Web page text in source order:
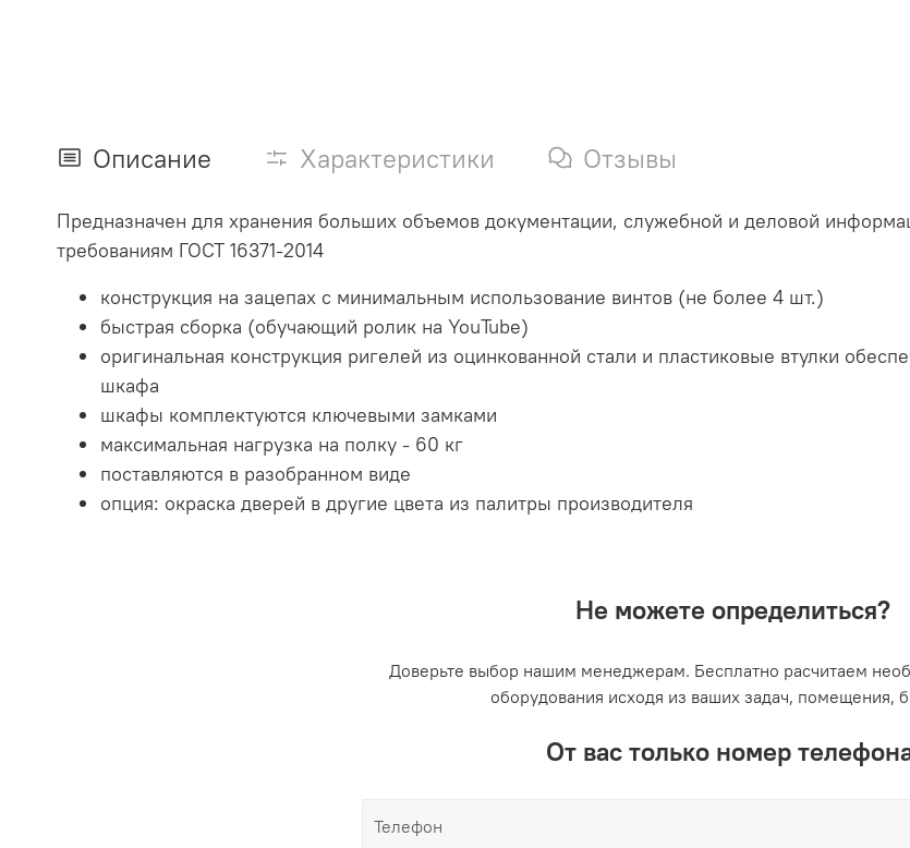
Описание Характеристики Отзывы
Предназначен для хранения больших объемов документации, служебной и деловой
требованиям ГОСТ 16371-2014
конструкция на зацепах с минимальным использование винтов (не более 4 шт.)
быстрая сборка (обучающий ролик на YouTube)
оригинальная конструкция ригелей из оцинкованной стали и пластиковые втулки
шкафа
шкафы комплектуются ключевыми замками
максимальная нагрузка на полку - 60 кг
поставляются в разобранном виде
опция: окраска дверей в другие цвета из палитры производителя
Не можете определиться?
Доверьте выбор нашим менеджерам. Бесплатно расчитаем
оборудования исходя из ваших задач, помещения,
От вас только номер